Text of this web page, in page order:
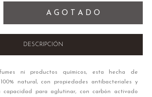
A G O T A D O
DESCRIPCIÓN
ni productos químicos, esta hecha de
natural, con propiedades antibacteriales y
capacidad para aglutinar, con carbón activado